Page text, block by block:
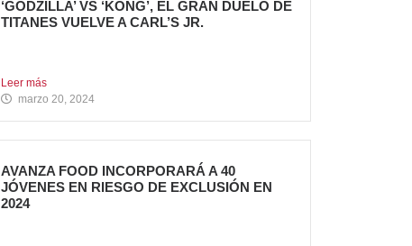
‘GODZILLA’ VS ‘KONG’, EL GRAN DUELO DE
TITANES VUELVE A CARL’S JR.
Leer más
marzo 20, 2024
AVANZA FOOD INCORPORARÁ A 40
JÓVENES EN RIESGO DE EXCLUSIÓN EN
2024